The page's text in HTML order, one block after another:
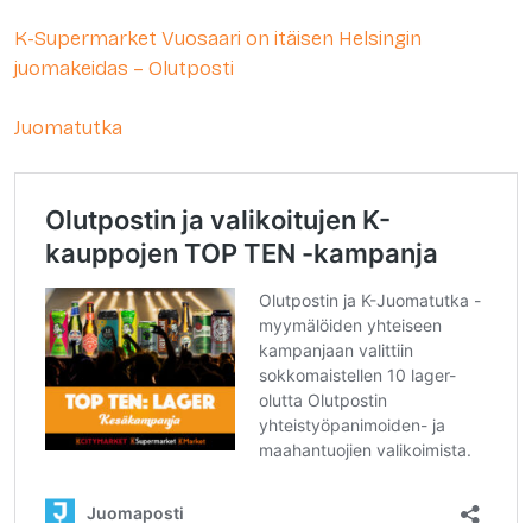
K-Supermarket Vuosaari on itäisen Helsingin
juomakeidas – Olutposti
Juomatutka